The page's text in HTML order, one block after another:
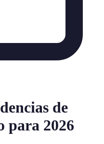
de
para 2026